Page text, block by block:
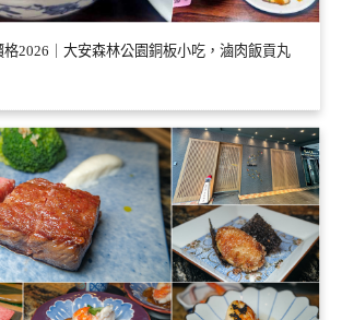
2026｜大安森林公園銅板小吃，滷肉飯貢丸